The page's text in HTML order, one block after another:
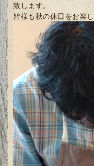
致します。
皆様も秋の休日をお楽